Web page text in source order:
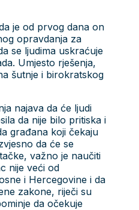
je od prvog dana on
opravdanja za
se ljudima uskraćuje
Umjesto rješenja,
šutnje i birokratskog
najava da će ljudi
da nije bilo pritiska i
građana koji čekaju
da će se
važno je naučiti
nije veći od
i Hercegovine i da
zakone, riječi su
da očekuje